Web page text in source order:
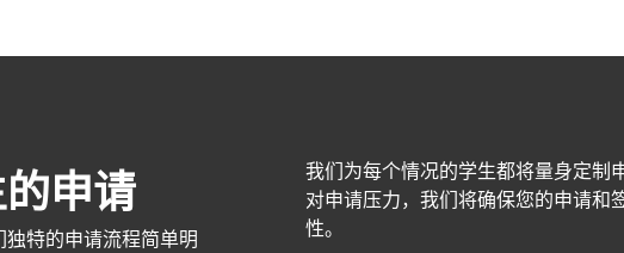
申请
特的申请流程简单明
我们为每个情况的学生都将量身定制
对申请压力，我们将确保您的申请和
性。